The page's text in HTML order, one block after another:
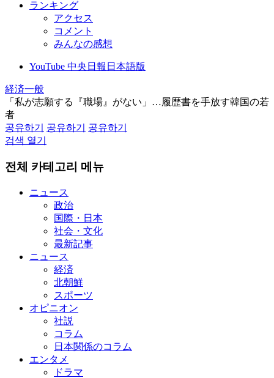
ランキング
アクセス
コメント
みんなの感想
YouTube 中央日報日本語版
経済一般
「私が志願する『職場』がない」…履歴書を手放す韓国の若
者
공유하기
공유하기
공유하기
검색 열기
전체 카테고리 메뉴
ニュース
政治
国際・日本
社会・文化
最新記事
ニュース
経済
北朝鮮
スポーツ
オピニオン
社説
コラム
日本関係のコラム
エンタメ
ドラマ